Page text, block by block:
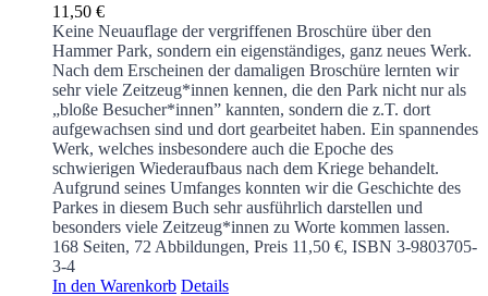
11,50 €
Keine Neuauflage der vergriffenen Broschüre über den
Hammer Park, sondern ein eigenständiges, ganz neues Werk.
Nach dem Erscheinen der damaligen Broschüre lernten wir
sehr viele Zeitzeug*innen kennen, die den Park nicht nur als
„bloße Besucher*innen” kannten, sondern die z.T. dort
aufgewachsen sind und dort gearbeitet haben. Ein spannendes
Werk, welches insbesondere auch die Epoche des
schwierigen Wiederaufbaus nach dem Kriege behandelt.
Aufgrund seines Umfanges konnten wir die Geschichte des
Parkes in diesem Buch sehr ausführlich darstellen und
besonders viele Zeitzeug*innen zu Worte kommen lassen.
168 Seiten, 72 Abbildungen, Preis 11,50 €, ISBN 3-9803705-
3-4
In den Warenkorb Details